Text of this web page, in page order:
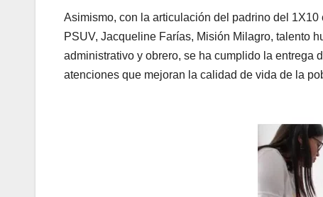
Asimismo, con la articulación del padrino del
PSUV, Jacqueline Farías, Misión Milagro, talento
administrativo y obrero, se ha cumplido la entrega
atenciones que mejoran la calidad de vida de la